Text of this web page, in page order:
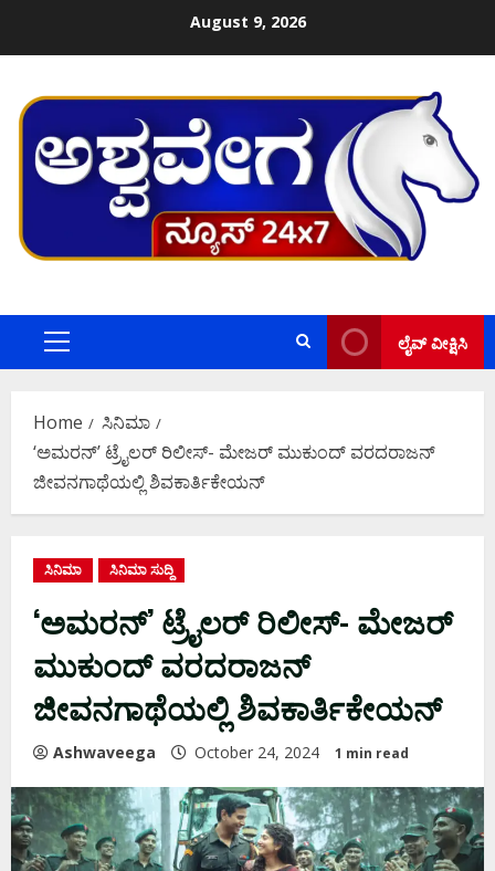
August 9, 2026
Primary
ಲೈವ್ ವೀಕ್ಷಿಸಿ
Home
ಸಿನಿಮಾ
‘ಅಮರನ್‌’ ಟ್ರೈಲರ್ ರಿಲೀಸ್- ಮೇಜರ್ ಮುಕುಂದ್ ವರದರಾಜನ್
ಜೀವನಗಾಥೆಯಲ್ಲಿ ಶಿವಕಾರ್ತಿಕೇಯನ್
ಸಿನಿಮಾ ಸಿನಿಮಾ ಸುದ್ದಿ
‘ಅಮರನ್‌’ ಟ್ರೈಲರ್ ರಿಲೀಸ್- ಮೇಜರ್
ಮುಕುಂದ್ ವರದರಾಜನ್
ಜೀವನಗಾಥೆಯಲ್ಲಿ ಶಿವಕಾರ್ತಿಕೇಯನ್
Ashwaveega October 24, 2024 1 min read